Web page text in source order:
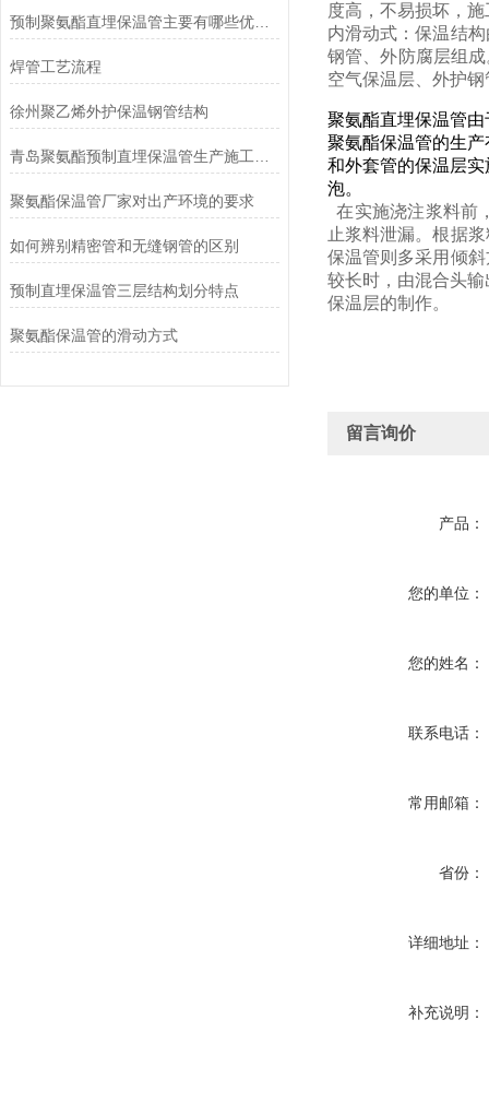
预制聚氨酯直埋保温管主要有哪些优势？
焊管工艺流程
徐州聚乙烯外护保温钢管结构
聚氨酯保温管厂家对出产环境的要求
如何辨别精密管和无缝钢管的区别
预制直埋保温管三层结构划分特点
聚氨酯保温管的滑动方式
度高，不易损坏，
内滑动式：保温结
钢管、外防腐层组
空气保温层、外护
聚氨酯直埋保温管
聚氨酯保温管的生
和外套管的保温层实
泡。
在实施浇注浆料前
止浆料泄漏。根据
保温管则多采用倾
较长时，由混合头
保温层的制作。
留言询价
产品：
您的单位：
您的姓名：
联系电话：
常用邮箱：
省份：
详细地址：
补充说明：